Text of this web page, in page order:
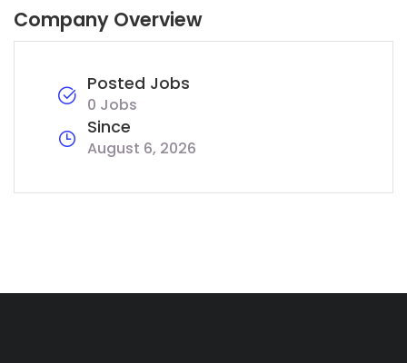
Company Overview
Posted Jobs
0 Jobs
Since
August 6, 2026